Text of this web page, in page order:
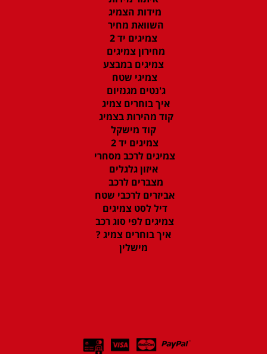
מידות הצמיג
השוואת מחיר
צמיגים יד 2
מחירון צמיגים
צמיגים במבצע
צמיגי שטח
ג'נטים מגנזיום
איך בוחרים צמיג
קוד מהירות בצמיג
קוד מישקל
צמיגים יד 2
צמיגים לרכב מסחרי
איזון גלגלים
מצברים לרכב
אביזרים לרכבי שטח
דיל לסט צמיגים
צמיגים לפי סוג רכב
איך בוחרים צמיג ?
מישלין